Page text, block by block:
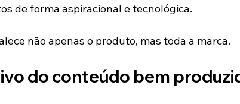
de forma aspiracional e tecnológica.
não apenas o produto, mas toda a marca.
do conteúdo bem